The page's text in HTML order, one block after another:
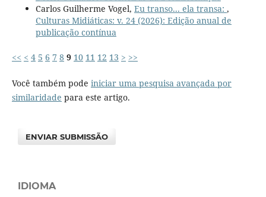
Carlos Guilherme Vogel, Eu transo... ela transa: ,
Culturas Midiáticas: v. 24 (2026): Edição anual de
publicação contínua
<< < 4 5 6 7 8 9 10 11 12 13 > >>
Você também pode iniciar uma pesquisa avançada por
similaridade para este artigo.
ENVIAR SUBMISSÃO
IDIOMA